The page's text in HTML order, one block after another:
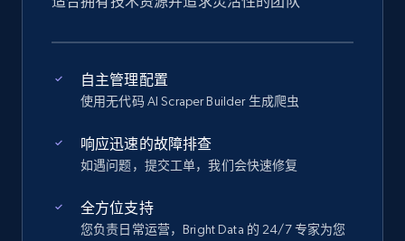
自主管理配置
使用无代码 AI Scraper Builder 生成爬虫
响应迅速的故障排查
如遇问题，提交工单，我们会快速修复
全方位支持
您负责日常运营，Bright Data 的 24/7 专家为您